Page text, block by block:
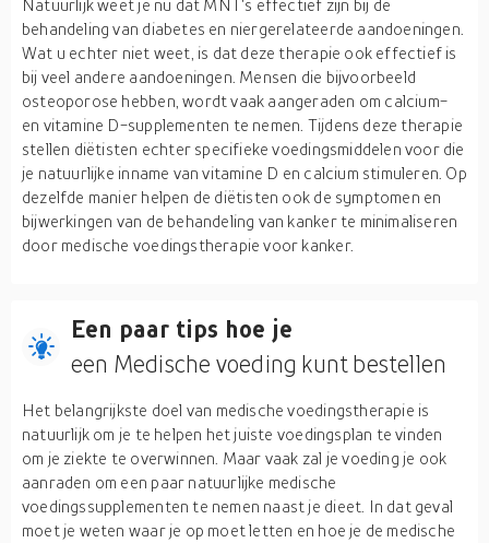
Natuurlijk weet je nu dat MNT's effectief zijn bij de
behandeling van diabetes en niergerelateerde aandoeningen.
Wat u echter niet weet, is dat deze therapie ook effectief is
bij veel andere aandoeningen. Mensen die bijvoorbeeld
osteoporose hebben, wordt vaak aangeraden om calcium-
en vitamine D-supplementen te nemen. Tijdens deze therapie
stellen diëtisten echter specifieke voedingsmiddelen voor die
je natuurlijke inname van vitamine D en calcium stimuleren. Op
dezelfde manier helpen de diëtisten ook de symptomen en
bijwerkingen van de behandeling van kanker te minimaliseren
door medische voedingstherapie voor kanker.
Een paar tips hoe je
een Medische voeding kunt bestellen
Het belangrijkste doel van medische voedingstherapie is
natuurlijk om je te helpen het juiste voedingsplan te vinden
om je ziekte te overwinnen. Maar vaak zal je voeding je ook
aanraden om een paar natuurlijke medische
voedingssupplementen te nemen naast je dieet. In dat geval
moet je weten waar je op moet letten en hoe je de medische